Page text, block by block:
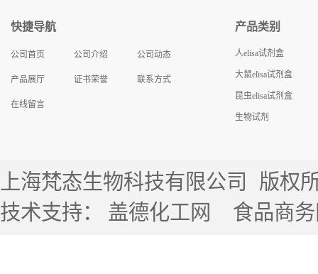
快捷导航
公司首页 公司介绍 公司动态
产品展厅 证书荣誉 联系方式
在线留言
产品类别
人elisa试剂盒
大鼠elisa试剂盒
昆虫elisa试剂盒
生物试剂
上海梵态生物科技有限公司
版权
技术支持： 盖德化工网 食品商